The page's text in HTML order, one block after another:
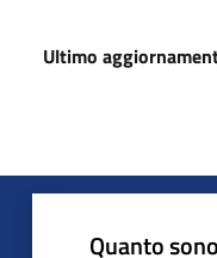
Ultimo
Quanto